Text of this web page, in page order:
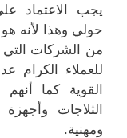
يجب الاعتماد
حولي وهذا لأنه
من الشركات
للعملاء
القوية كما
الثلاجات وأجهزة
ومهنية.